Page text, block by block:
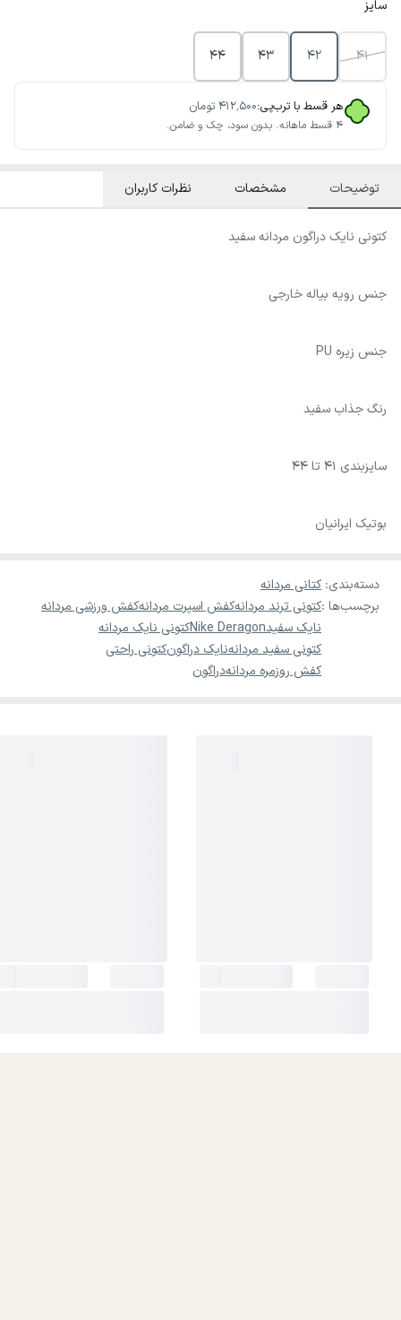
سایز
۴۱ ۴۲ ۴۳ ۴۴
هر قسط با ترب‌پی:۴۱۲٬۵۰۰ تومان
۴ قسط ماهانه. بدون سود، چک و ضامن.
توضیحات مشخصات نظرات کاربران
کتونی نایک دراگون مردانه سفید
جنس رویه بیاله خارجی
جنس زیره PU
رنگ جذاب سفید
سایزبندی ۴۱ تا ۴۴
بوتیک ایرانیان
دسته‌بندی: کتانی مردانه
برچسب‌ها :کتونی ترند مردانهکفش اسپرت مردانهکفش ورزشی مردانه
نایک سفیدNike Deragonکتونی نایک مردانه
کتونی سفید مردانهنایک دراگونکتونی راحتی
کفش روزمره مردانهدراگون